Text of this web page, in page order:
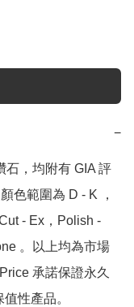
−
石，均附有 GIA 評
色範圍為 D - K ，
- Ex，Polish -
。以上均為市場
承諾保證永久
性產品。